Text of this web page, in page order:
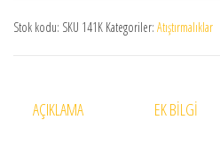
Stok kodu: SKU 141K Kategoriler: Atıştırmalıklar
AÇIKLAMA EK BILGI